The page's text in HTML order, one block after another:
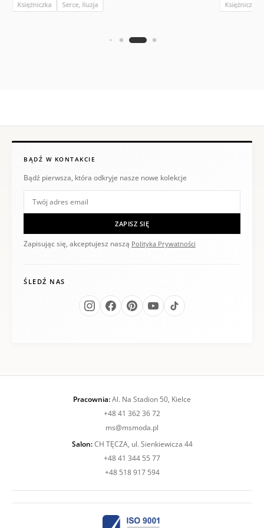
Księżniczka Serce, Iluzja Księżniczka
BĄDŹ W KONTAKCIE
Bądź pierwsza, która odkryje nasze nowe kolekcje
ZAPISZ SIĘ
Zapisując się, akceptujesz naszą Polityka Prywatności
ŚLEDŹ NAS
Pracownia:Al. Na Stadion 50, Kielce
+48 41 362 36 72
ms@msmoda.pl
Salon:CH TĘCZA, ul. Sienkiewicza 44
+48 41 344 55 77
+48 518 917 594